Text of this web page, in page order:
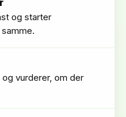
og starter
vurderer, om der